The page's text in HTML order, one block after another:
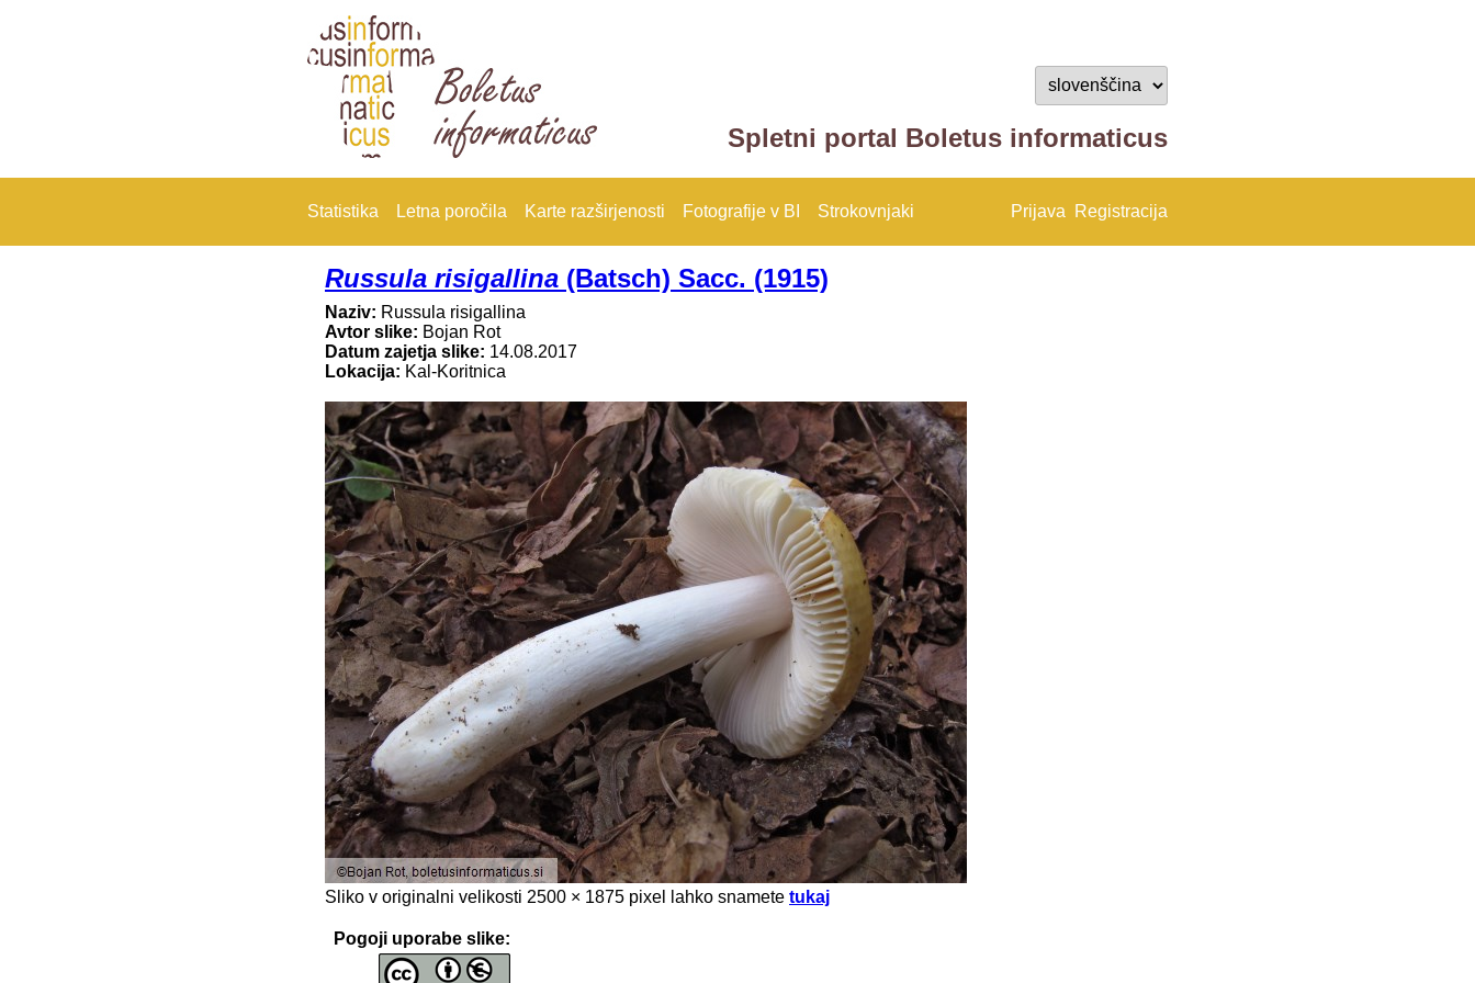
Spletni portal Boletus informaticus
Statistika Letna poročila Karte razširjenosti Fotografije v BI Strokovnjaki Prijava Registracija
Russula risigallina (Batsch) Sacc. (1915)
Naziv: Russula risigallina
Avtor slike: Bojan Rot
Datum zajetja slike: 14.08.2017
Lokacija: Kal-Koritnica
Sliko v originalni velikosti 2500 × 1875 pixel lahko snamete tukaj
Pogoji uporabe slike: